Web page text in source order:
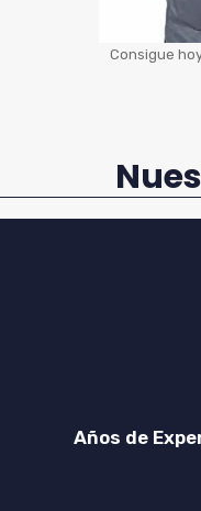
Consigue
Años de